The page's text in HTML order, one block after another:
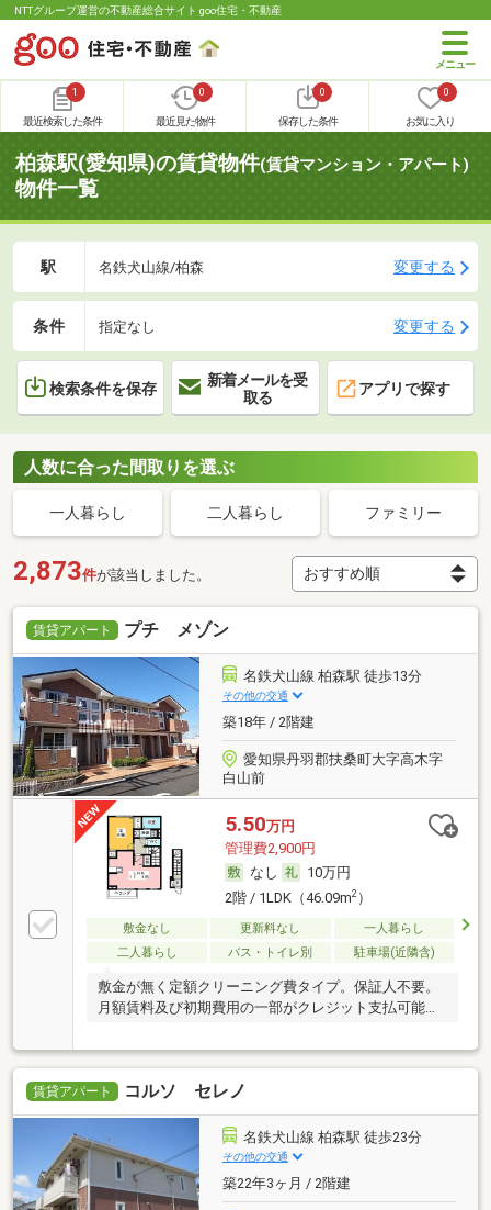
NTTグループ運営の不動産総合サイト goo住宅・不動産
1
最近検索した条件
0
最近見た物件
0
保存した条件
0
お気に入り
柏森駅(愛知県)の賃貸物件(賃貸マンション・アパート)
物件一覧
駅 名鉄犬山線/柏森 変更する
条件 指定なし 変更する
検索条件を保存
新着メールを受
取る
アプリで探す
人数に合った間取りを選ぶ
一人暮らし 二人暮らし ファミリー
2,873件が該当しました。
賃貸アパート プチ メゾン
名鉄犬山線 柏森駅 徒歩13分
その他の交通
築18年 / 2階建
愛知県丹羽郡扶桑町大字高木字
白山前
5.50万円
管理費2,900円
なし
10万円
2階 / 1LDK（46.09m2）
敷金なし 更新料なし
一人暮らし
二人暮らし
バス・トイレ別 駐車場(近隣含)
敷金が無く定額クリーニング費タイプ。保証人不要。
月額賃料及び初期費用の一部がクレジット支払可能で
賃貸アパート コルソ セレノ
名鉄犬山線 柏森駅 徒歩23分
その他の交通
築22年3ヶ月 / 2階建